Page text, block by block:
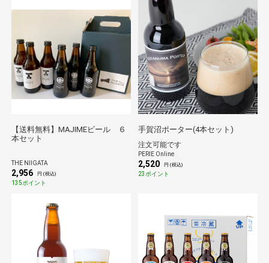
【送料無料】MAJIMEビール ６
本セット
THE NIIGATA
2,956 円 (税込)
135ポイント
手賀沼ポーター(4本セット)
注文可能です
PERIE Online
2,520 円 (税込)
23ポイント